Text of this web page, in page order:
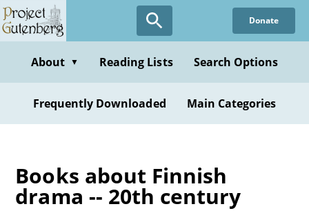
Skip
to
content
Donate
About ▼ Reading Lists Search Options
Frequently Downloaded Main Categories
Books about Finnish
drama -- 20th century